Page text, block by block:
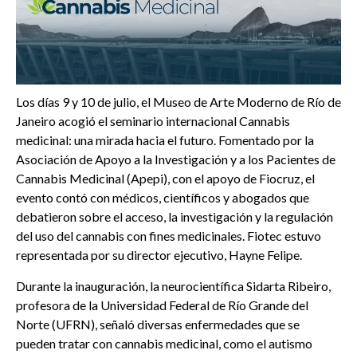
Los días 9 y 10 de julio, el Museo de Arte Moderno de Río de
Janeiro acogió el seminario internacional Cannabis
medicinal: una mirada hacia el futuro. Fomentado por la
Asociación de Apoyo a la Investigación y a los Pacientes de
Cannabis Medicinal (Apepi), con el apoyo de Fiocruz, el
evento contó con médicos, científicos y abogados que
debatieron sobre el acceso, la investigación y la regulación
del uso del cannabis con fines medicinales. Fiotec estuvo
representada por su director ejecutivo, Hayne Felipe.
Durante la inauguración, la neurocientífica Sidarta Ribeiro,
profesora de la Universidad Federal de Río Grande del
Norte (UFRN), señaló diversas enfermedades que se
pueden tratar con cannabis medicinal, como el autismo